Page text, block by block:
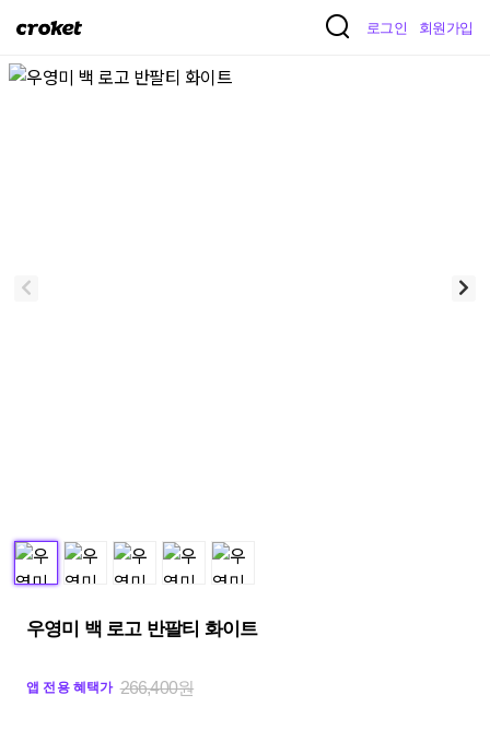
크
켓
로그인 회원가입
우영미 백 로고 반팔티 화이트
앱 전용 혜택가 266,400원